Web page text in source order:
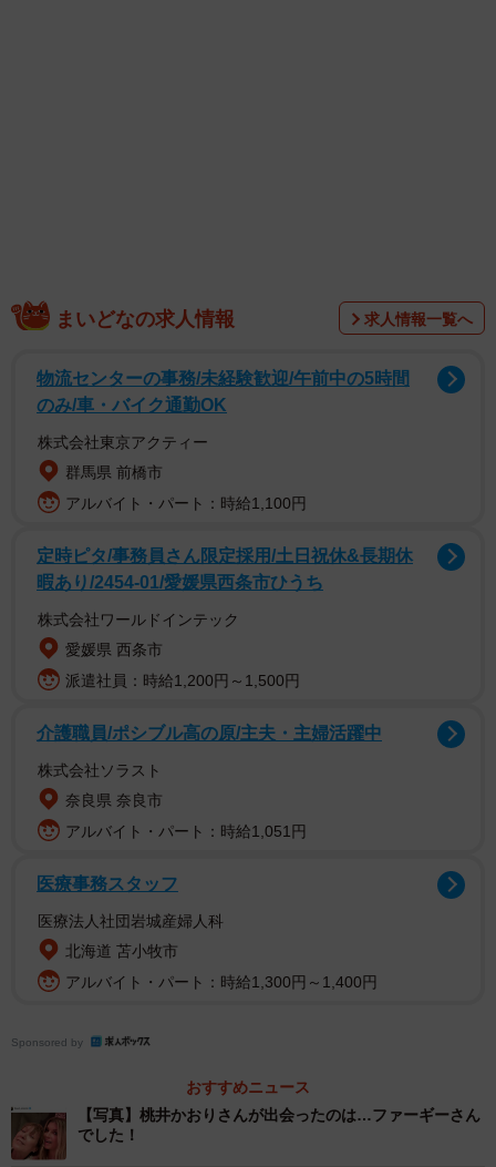
SNSでは、「かおりさまの魅力 お人柄とオーラがそうさ
せるのです」「かおりさまのコミュ力の高さでいつの間に
かステキな方々と交流なさってるのですね〜」「ファーギ
ー姫 かおりさまとツーショット！貴重ー」「何この写
抜け加減が心地好い」「オーマイガー！ファーギーをここ
で見れるなんて」などのコメントがありました。
まいどなの求人情報 求人情報一覧へ
物流センターの事務/未経験歓迎/午前中の5時間
のみ/車・バイク通勤OK
株式会社東京アクティー
群馬県 前橋市
アルバイト・パート：時給1,100円
定時ピタ/事務員さん限定採用/土日祝休&長期休
暇あり/2454-01/愛媛県西条市ひうち
株式会社ワールドインテック
愛媛県 西条市
派遣社員：時給1,200円～1,500円
介護職員/ポシブル高の原/主夫・主婦活躍中
株式会社ソラスト
奈良県 奈良市
アルバイト・パート：時給1,051円
医療事務スタッフ
医療法人社団岩城産婦人科
北海道 苫小牧市
アルバイト・パート：時給1,300円～1,400円
Sponsored by
おすすめニュース
【写真】桃井かおりさんが出会ったのは…ファーギーさん
でした！